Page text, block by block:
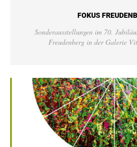
FOKUS
Sonderausstellungen im 70.
Freudenberg in der Galerie